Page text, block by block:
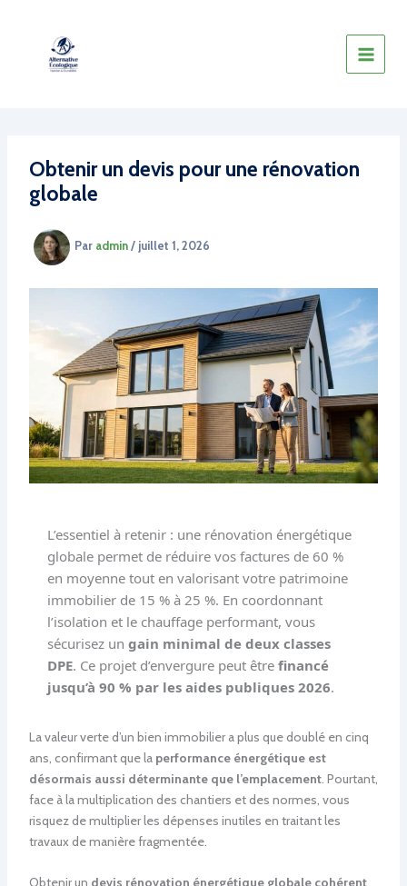
Obtenir un devis pour une rénovation
globale
Par admin/ juillet 1, 2026
L’essentiel à retenir : une rénovation énergétique
globale permet de réduire vos factures de 60 %
en moyenne tout en valorisant votre patrimoine
immobilier de 15 % à 25 %. En coordonnant
l’isolation et le chauffage performant, vous
sécurisez un gain minimal de deux classes
DPE. Ce projet d’envergure peut être financé
jusqu’à 90 % par les aides publiques 2026.
La valeur verte d’un bien immobilier a plus que doublé en cinq
ans, confirmant que la performance énergétique est
désormais aussi déterminante que l’emplacement. Pourtant,
face à la multiplication des chantiers et des normes, vous
risquez de multiplier les dépenses inutiles en traitant les
travaux de manière fragmentée.
Obtenir un devis rénovation énergétique globale cohérent